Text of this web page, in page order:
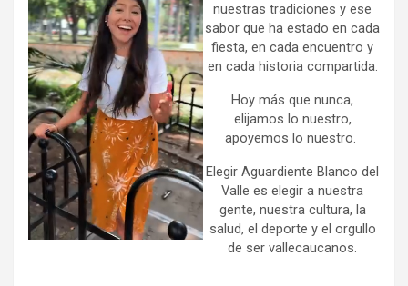
nuestras tradiciones y ese
sabor que ha estado en cada
fiesta, en cada encuentro y
en cada historia compartida.
Hoy más que nunca,
elijamos lo nuestro,
apoyemos lo nuestro.
Elegir Aguardiente Blanco del
Valle es elegir a nuestra
gente, nuestra cultura, la
salud, el deporte y el orgullo
de ser vallecaucanos.